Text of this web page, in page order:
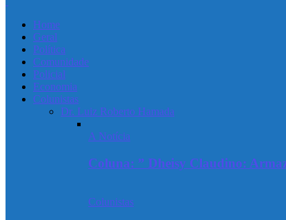
Home
Geral
Política
Comunidade
Policial
Economia
Colunistas
Dr. Luiz Roberto Hamada
A Notícia
Coluna: ” Dheisy Claudino:
Colunistas